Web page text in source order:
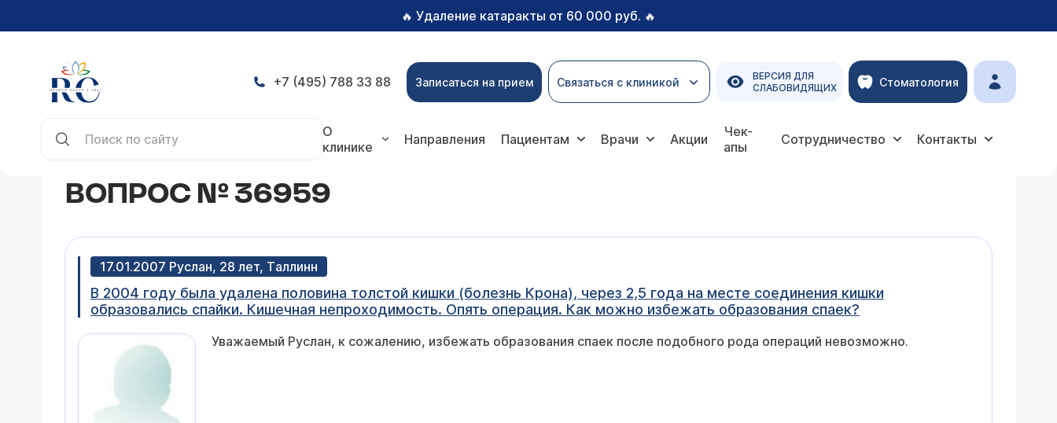
🔥 Удаление катаракты от 60 000 руб. 🔥
+7 (495) 788 33 88 Записаться на прием Связаться с клиникой
ВЕРСИЯ ДЛЯ
СЛАБОВИДЯЩИХ
Стоматология
О
клинике
Направления Пациентам Врачи Акции
Чек-
апы
Сотрудничество Контакты
ВОПРОС № 36959
17.01.2007 Руслан, 28 лет, Tаллинн
В 2004 году была удалена половина толстой кишки (болезнь Крона), через 2,5 года на месте соединения кишки
образовались спайки. Кишечная непроходимость. Опять операция. Как можно избежать образования спаек?
Уважаемый Руслан, к сожалению, избежать образования спаек после подобного рода операций невозможно.